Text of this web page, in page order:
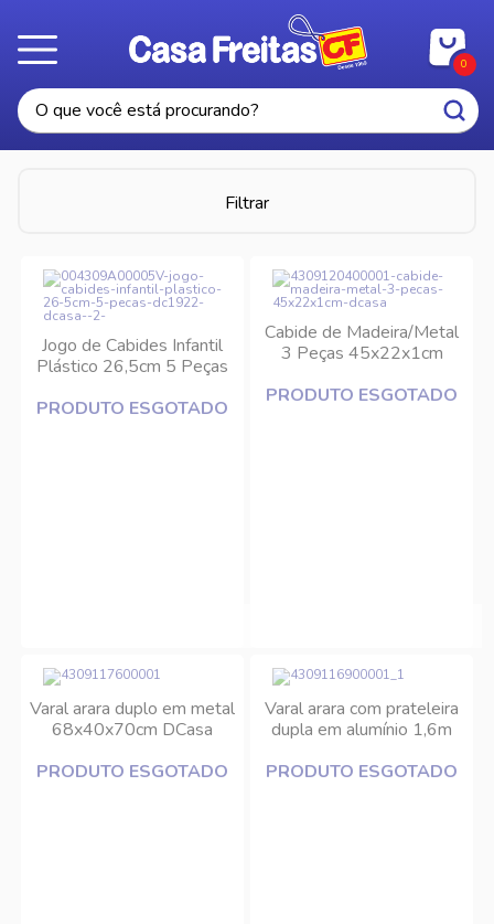
0
Filtrar
Jogo de Cabides Infantil
Plástico 26,5cm 5 Peças
PRODUTO ESGOTADO
Cabide de Madeira/Metal
3 Peças 45x22x1cm
PRODUTO ESGOTADO
Varal arara duplo em metal
68x40x70cm DCasa
PRODUTO ESGOTADO
Varal arara com prateleira
dupla em alumínio 1,6m
PRODUTO ESGOTADO